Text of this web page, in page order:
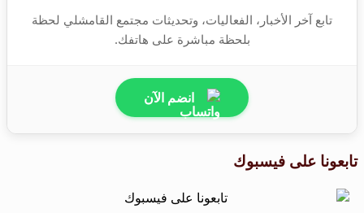
تابع آخر الأخبار، الفعاليات، وتحديثات مجتمع القامشلي لحظة
بلحظة مباشرة على هاتفك.
انضم الآن
تابعونا على فيسبوك